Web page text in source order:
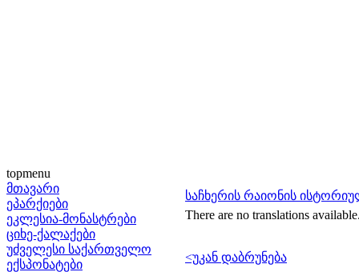
topmenu
მთავარი
ეპარქიები
ეკლესია-მონასტრები
ციხე-ქალაქები
უძველესი საქართველო
ექსპონატები
საჩხერის რაიონის
There are no translations
<უკან დაბრუნება